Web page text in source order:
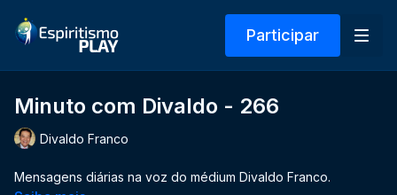
Participar
Minuto com Divaldo - 266
Divaldo Franco
Mensagens diárias na voz do médium Divaldo Franco.